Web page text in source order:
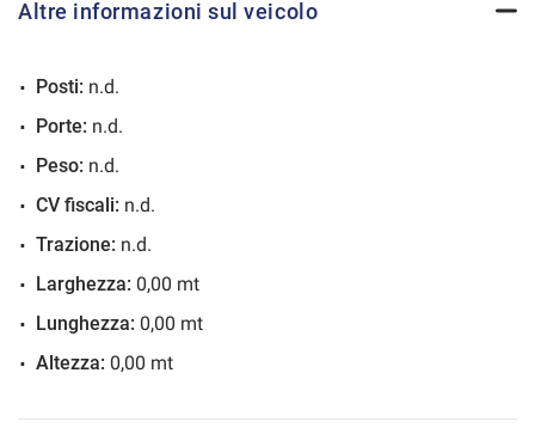
48 Mesi
683€/mese
48 Mesi
Altre informazioni sul veicolo
Posti: n.d.
Porte: n.d.
Peso: n.d.
CV fiscali: n.d.
Trazione: n.d.
Larghezza: 0,00 mt
Lunghezza: 0,00 mt
Altezza: 0,00 mt